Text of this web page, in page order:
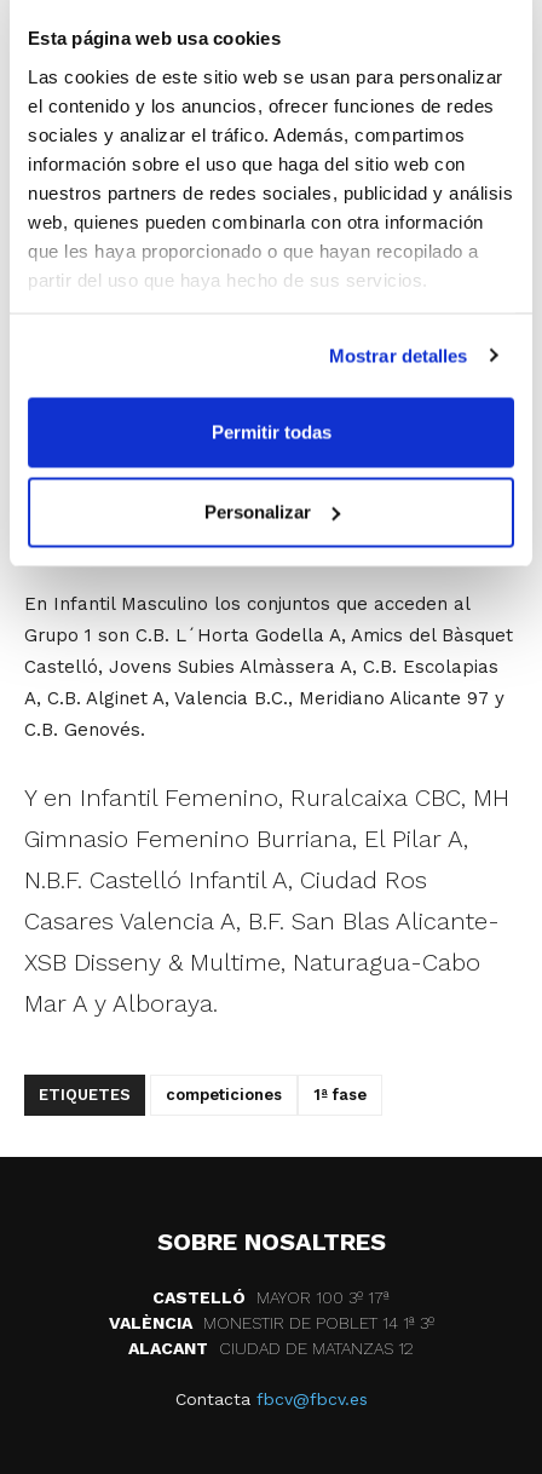
Esta página web usa cookies
Las cookies de este sitio web se usan para personalizar
el contenido y los anuncios, ofrecer funciones de redes
sociales y analizar el tráfico. Además, compartimos
información sobre el uso que haga del sitio web con
nuestros partners de redes sociales, publicidad y análisis
web, quienes pueden combinarla con otra información
que les haya proporcionado o que hayan recopilado a
partir del uso que haya hecho de sus servicios.
Mostrar detalles
Permitir todas
Personalizar
grupo distinto 1ª Fase y valiendo los
resultados de la 1ª Fase con los equipos
clasificados del mismo grupo,
estableciéndose al final una clasificación
del 1º al 8º.
En Cadete Masculino estarán en el Grupo 1 los equipos
Valencia B.C., Aldaia, C.B. L´Horta Godella A, AB
Autonómico, C.B. Alginet A y Meridiano Alicante 95.
Obratec N.B.F. Castelló, Picken Claret, C.B.F. Morella,
C.B. Castellón, Ciudad Ros Casares A, B.F. San Blas
Alicante-Sillas Jose, Naturagua-Cabo Mar y C.B. Jorge
Juan.
En Infantil Masculino los conjuntos que acceden al
Grupo 1 son C.B. L´Horta Godella A, Amics del Bàsquet
Castelló, Jovens Subies Almàssera A, C.B. Escolapias
A, C.B. Alginet A, Valencia B.C., Meridiano Alicante 97 y
C.B. Genovés.
Y en Infantil Femenino, Ruralcaixa CBC, MH
Gimnasio Femenino Burriana, El Pilar A,
N.B.F. Castelló Infantil A, Ciudad Ros
Casares Valencia A, B.F. San Blas Alicante-
XSB Disseny & Multime, Naturagua-Cabo
Mar A y Alboraya.
ETIQUETES competiciones 1ª fase
SOBRE NOSALTRES
CASTELLÓ
MAYOR 100 3º 17ª
VALÈNCIA
MONESTIR DE POBLET 14 1ª 3º
ALACANT
CIUDAD DE MATANZAS 12
Contacta fbcv@fbcv.es